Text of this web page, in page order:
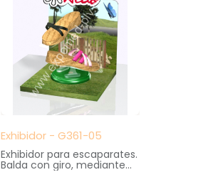
Exhibidor - G361-05
Exhibidor para escaparates.
Balda con giro, mediante
motor alimentado a pilas